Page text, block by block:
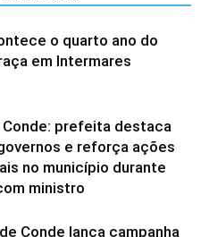
o quarto ano do
em Intermares
Conde: prefeita destaca
e reforça ações
no município durante
ministro
Conde lança campanha